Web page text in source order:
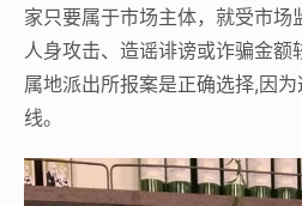
家只要属于市场主体，就受市场
人身攻击、造谣诽谤或诈骗金额
属地派出所报案是正确选择,因
线。